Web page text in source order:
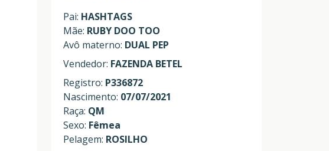
Pai: HASHTAGS
Mãe: RUBY DOO TOO
Avô materno: DUAL PEP
Vendedor: FAZENDA BETEL
Registro: P336872
Nascimento: 07/07/2021
Raça: QM
Sexo: Fêmea
Pelagem: ROSILHO